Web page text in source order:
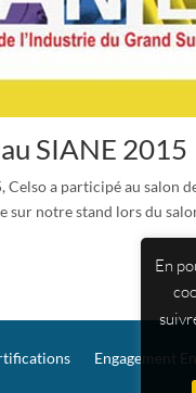
SIANE 2015
a participé au salon
notre stand lors du
Engagement
En